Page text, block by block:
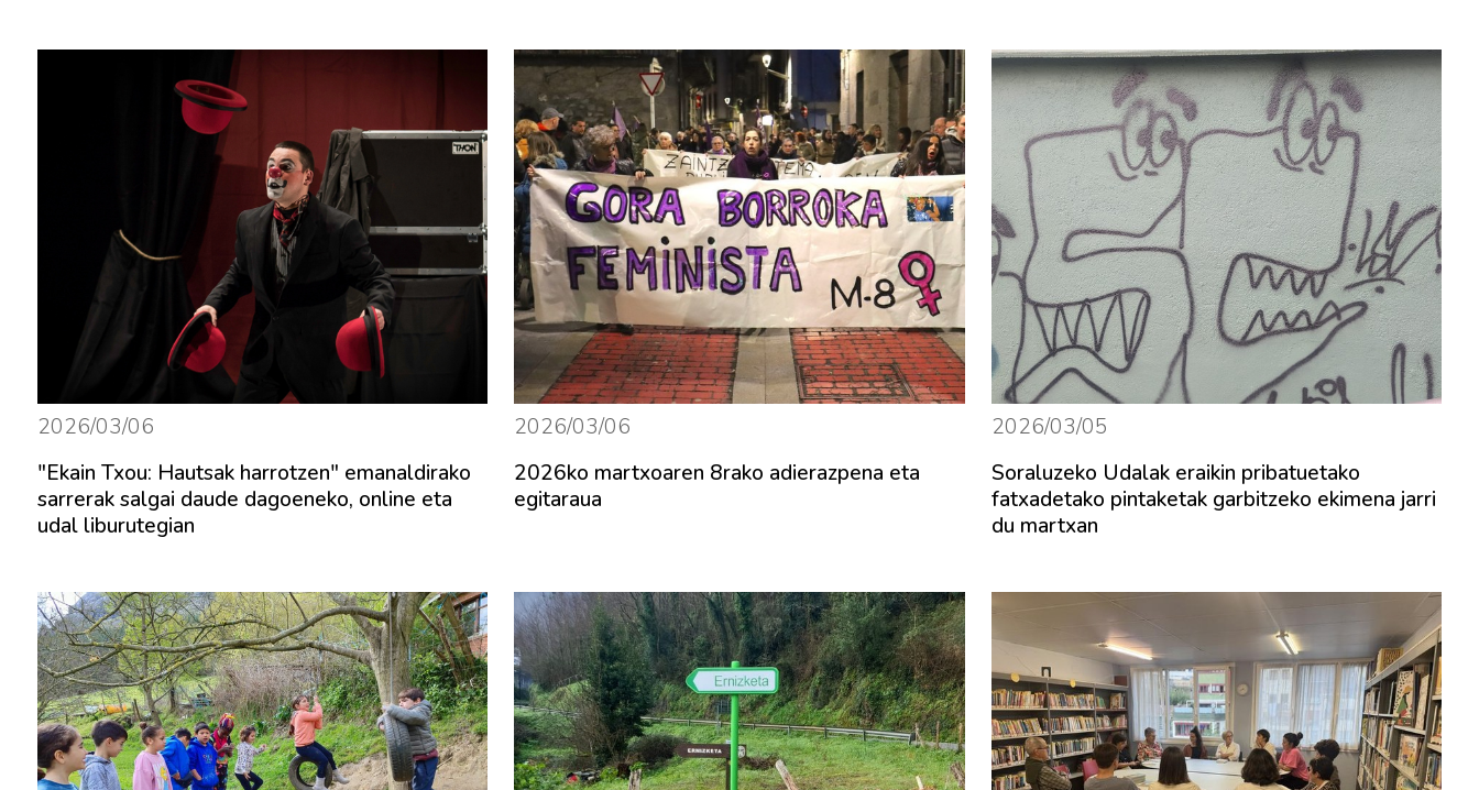
2026/03/06
"Ekain Txou: Hautsak harrotzen" emanaldirako
sarrerak salgai daude dagoeneko, online eta
udal liburutegian
2026/03/06
2026ko martxoaren 8rako adierazpena eta
egitaraua
2026/03/05
Soraluzeko Udalak eraikin pribatuetako
fatxadetako pintaketak garbitzeko ekimena jarri
du martxan